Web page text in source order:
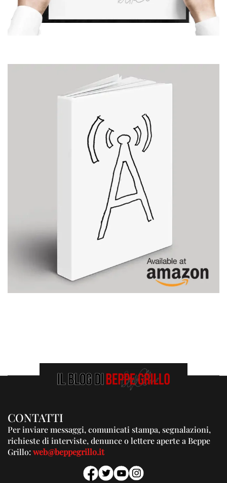
CONTATTI
Per inviare messaggi, comunicati stampa, segnalazioni,
richieste di interviste, denunce o lettere aperte a Beppe
Grillo:web@beppegrillo.it